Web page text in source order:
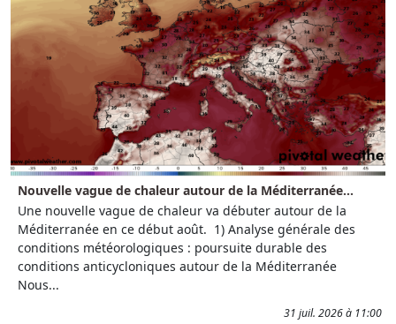
Nouvelle vague de chaleur autour de la Méditerranée...
Une nouvelle vague de chaleur va débuter autour de la
Méditerranée en ce début août. 1) Analyse générale des
conditions météorologiques : poursuite durable des
conditions anticycloniques autour de la Méditerranée
Nous...
31 juil. 2026 à 11:00